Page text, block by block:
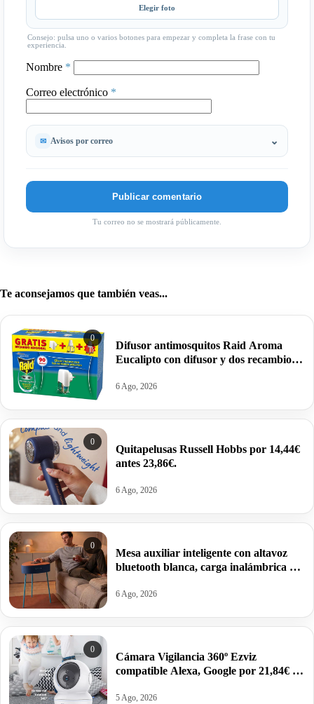
Elegir foto
Consejo: pulsa uno o varios botones para empezar y completa la frase con tu
experiencia.
Nombre *
Correo electrónico *
Avisos por correo
Tu correo no se mostrará públicamente.
Te aconsejamos que también veas...
0
Difusor antimosquitos Raid Aroma
Eucalipto con difusor y dos recambios
6 Ago, 2026
0
Quitapelusas Russell Hobbs por 14,44€
antes 23,86€.
6 Ago, 2026
0
Mesa auxiliar inteligente con altavoz
bluetooth blanca, carga inalámbrica y
6 Ago, 2026
0
Cámara Vigilancia 360º Ezviz
compatible Alexa, Google por 21,84€ y
5 Ago, 2026